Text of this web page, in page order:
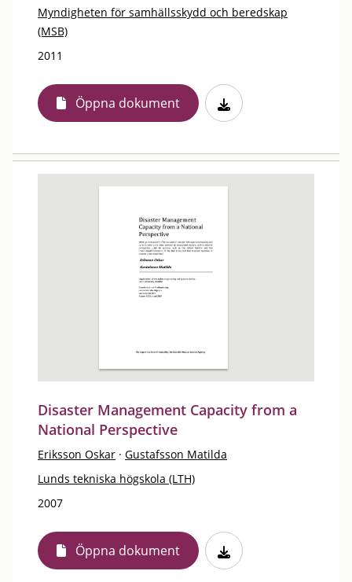
Myndigheten för samhällsskydd och beredskap
(MSB)
2011
Öppna dokument
Disaster Management Capacity from a
National Perspective
Eriksson Oskar · Gustafsson Matilda
Lunds tekniska högskola (LTH)
2007
Öppna dokument